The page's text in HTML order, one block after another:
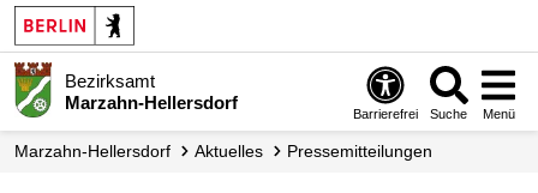
Bezirksamt
Marzahn-Hellersdorf
Barrierefrei Suche Menü
Marzahn-Hellersdorf Aktuelles Presse­mitteilungen